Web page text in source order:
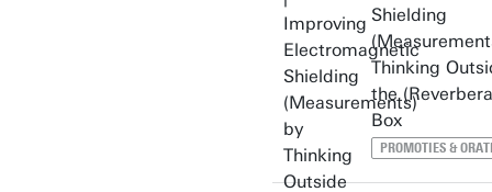
Shielding
Thinking
the
Box
PROMOTIES &